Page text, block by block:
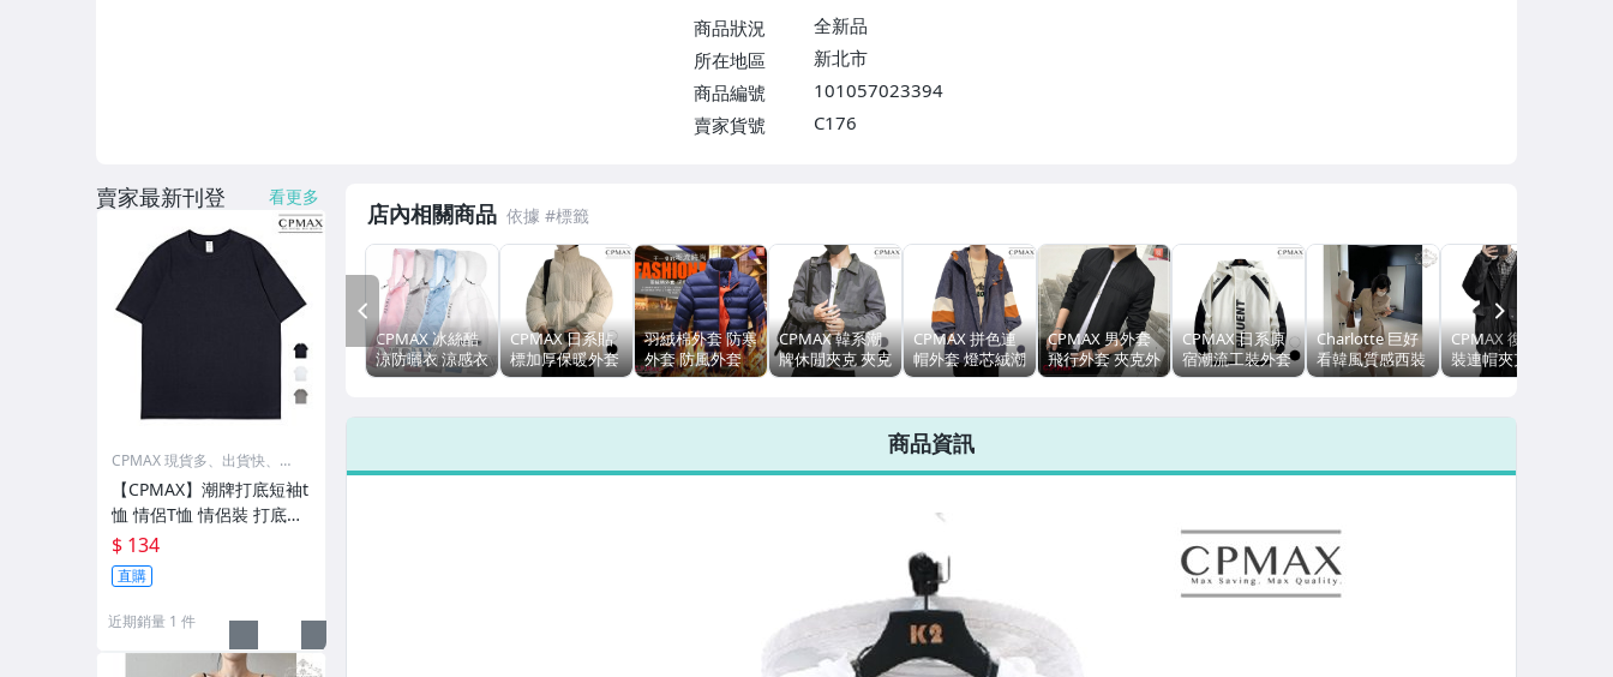
商品狀況
全新品
所在地區
新北市
商品編號
101057023394
賣家貨號
C176
店內相關商品
CPMAX 冰絲酷
涼防曬衣 涼感衣
防紫外線冰感透
服 連帽運動外套
CPMAX 日系貼
標加厚保暖外套
立領棉襖外套 冬
保暖外套 百搭外
【C226】
羽絨棉外套 防寒
外套 防風外套
男外套 保暖外套
套 機車外套 風
CPMAX 韓系潮
牌休閒夾克 夾克
外套 造型夾克
外套 防風外套
CPMAX 拼色連
帽外套 燈芯絨潮
牌復古日系潮流
克外套 連帽外套
潮流外套 日系夾
克 【C189】
CPMAX 男外套
飛行外套 夾克外
套 騎車外套 防
英倫外套 輕薄外
CPMAX 日系原
宿潮流工裝外套
多口袋外套 工裝
防寒外套 大尺碼
【C149】
Charlotte 巨好
看韓風質感西裝
外套 敲碗高定小
形的收腰外套 女
CPMAX 復古工
裝連帽夾克外套
韓版百搭連帽外
套 夾克 連帽外
【C157】
PREV
商品資訊
賣家最新刊登 看更多
CPMAX 現貨多、出貨快、最
【CPMAX】潮牌打底短袖t
恤 情侶T恤 情侶裝 打底衫
素T 百搭 短袖T恤 夏季T恤
【T291】
$ 134
直購
近期銷量 1 件